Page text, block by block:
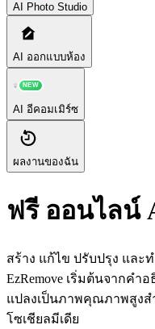
AI Photo Studio
AI ออกแบบห้อง
NEW
AI อีคอมเมิร์ซ
ผลงานของฉัน
ฟรี ออนไลน์
สร้าง แก้ไข ปรับปรุง แล
EzRemove เริ่มต้นจากค
แปลงเป็นภาพคุณภาพสูง
โซเชียลมีเดีย